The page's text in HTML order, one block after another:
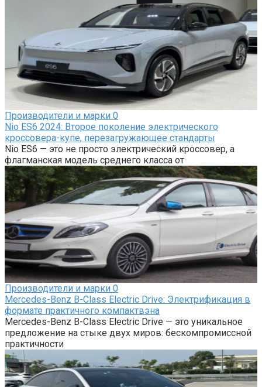
Производители и марки 0
Nio ES6 2024: Второе поколение электрического
кроссовера-купе, перезагружающее стандарты
Nio ES6 — это не просто электрический кроссовер, а
флагманская модель среднего класса от
Производители и марки 0
Mercedes-Benz B-Class Electric Drive: Электрификация в
формате практичного компактвэна
Mercedes-Benz B-Class Electric Drive — это уникальное
предложение на стыке двух миров: бескомпромиссной
практичности